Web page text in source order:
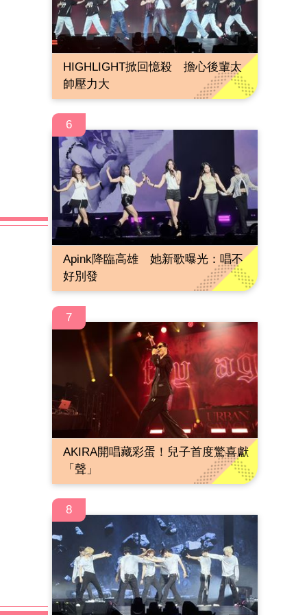
HIGHLIGHT掀回憶殺 擔心後輩太
帥壓力大
6
Apink降臨高雄 她新歌曝光：唱不
好別發
7
AKIRA開唱藏彩蛋！兒子首度驚喜獻
「聲」
8